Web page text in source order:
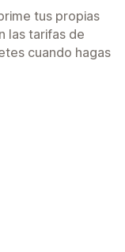
tus propias
las tarifas de
cuando hagas